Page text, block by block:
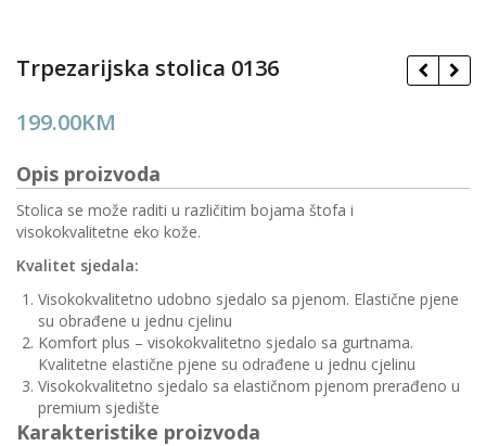
Trpezarijska stolica 0136
199.00KM
Opis proizvoda
Stolica se može raditi u različitim bojama štofa i
visokokvalitetne eko kože.
Kvalitet sjedala:
Visokokvalitetno udobno sjedalo sa pjenom. Elastične pjene
su obrađene u jednu cjelinu
Komfort plus – visokokvalitetno sjedalo sa gurtnama.
Kvalitetne elastične pjene su odrađene u jednu cjelinu
Visokokvalitetno sjedalo sa elastičnom pjenom prerađeno u
premium sjedište
Karakteristike proizvoda